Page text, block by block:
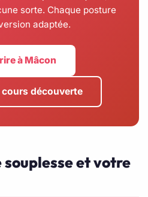
sorte. Chaque posture
adaptée.
à Mâcon
cours découverte
souplesse et votre